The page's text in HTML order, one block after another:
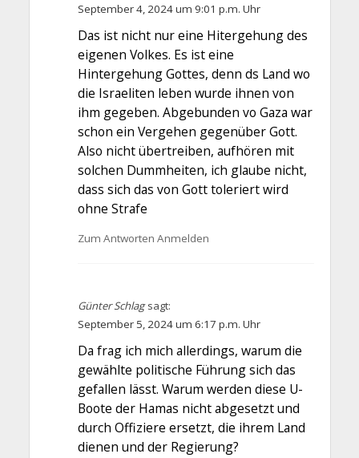
September 4, 2024 um 9:01 p.m. Uhr
Das ist nicht nur eine Hitergehung des
eigenen Volkes. Es ist eine
Hintergehung Gottes, denn ds Land wo
die Israeliten leben wurde ihnen von
ihm gegeben. Abgebunden vo Gaza war
schon ein Vergehen gegenüber Gott.
Also nicht übertreiben, aufhören mit
solchen Dummheiten, ich glaube nicht,
dass sich das von Gott toleriert wird
ohne Strafe
Zum Antworten Anmelden
Günter Schlag sagt:
September 5, 2024 um 6:17 p.m. Uhr
Da frag ich mich allerdings, warum die
gewählte politische Führung sich das
gefallen lässt. Warum werden diese U-
Boote der Hamas nicht abgesetzt und
durch Offiziere ersetzt, die ihrem Land
dienen und der Regierung?